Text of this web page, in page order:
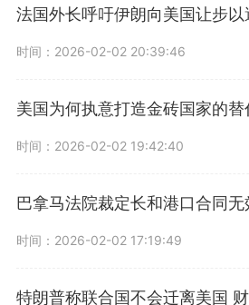
法国外长呼吁伊朗向美国让步
时间：2026-02-02 20:39:46
美国为何执意打造金砖国家的替
时间：2026-02-02 19:42:40
巴拿马法院裁定长和港口合同
时间：2026-02-02 17:19:49
特朗普称联合国不会迁离美国